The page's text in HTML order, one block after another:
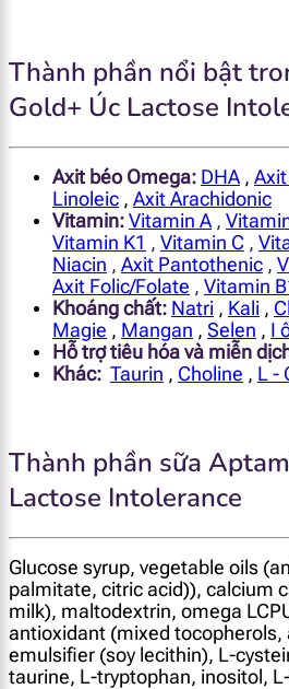
Thành phần nổi bật
Gold+ Úc Lactose
Axit béo Omega: DHA ,
Linoleic , Axit Arachidonic
Vitamin: Vitamin A ,
Vitamin K1 , Vitamin C ,
Niacin , Axit Pantothenic ,
Axit Folic/Folate , Vitamin
Khoáng chất: Natri , Kali ,
Magie , Mangan , Selen , I
Hỗ trợ tiêu hóa và miễn
Khác: Taurin , Choline , L -
Thành phần sữa
Lactose Intolerance
Glucose syrup, vegetable oils
palmitate, citric acid)), calcium
milk), maltodextrin, omega
antioxidant (mixed tocopherols,
emulsifier (soy lecithin), L-
taurine, L-tryptophan, inositol,